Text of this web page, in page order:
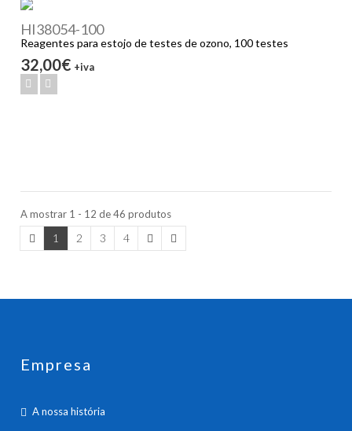
HI38054-100
Reagentes para estojo de testes de ozono, 100 testes
32,00€ +iva
A mostrar 1 - 12 de 46 produtos
1 2 3 4
Empresa
A nossa história